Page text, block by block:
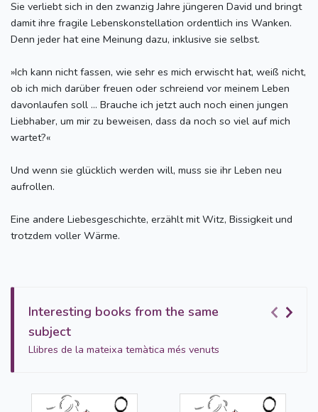
Sie verliebt sich in den zwanzig Jahre jüngeren David und bringt
damit ihre fragile Lebenskonstellation ordentlich ins Wanken.
Denn jeder hat eine Meinung dazu, inklusive sie selbst.
»Ich kann nicht fassen, wie sehr es mich erwischt hat, weiß nicht,
ob ich mich darüber freuen oder schreiend vor meinem Leben
davonlaufen soll ... Brauche ich jetzt auch noch einen jungen
Liebhaber, um mir zu beweisen, dass da noch so viel auf mich
wartet?«
Und wenn sie glücklich werden will, muss sie ihr Leben neu
aufrollen.
Eine andere Liebesgeschichte, erzählt mit Witz, Bissigkeit und
trotzdem voller Wärme.
Interesting books from the same
subject
Llibres de la mateixa temàtica més venuts